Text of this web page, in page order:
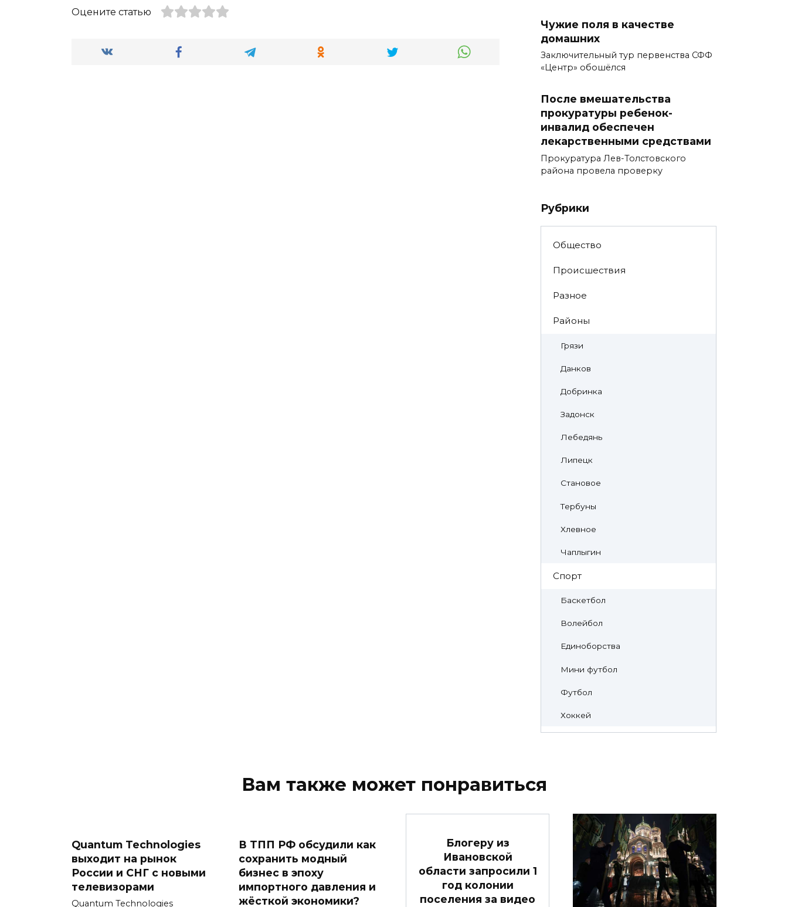
Оцените статью
Чужие поля в качестве
домашних
Заключительный тур первенства СФФ
«Центр» обошёлся
После вмешательства
прокуратуры ребенок-
инвалид обеспечен
лекарственными средствами
Прокуратура Лев-Толстовского
района провела проверку
Рубрики
Общество
Происшествия
Разное
Районы
Грязи
Данков
Добринка
Задонск
Лебедянь
Липецк
Становое
Тербуны
Хлевное
Чаплыгин
Спорт
Баскетбол
Волейбол
Единоборства
Мини футбол
Футбол
Хоккей
Вам также может понравиться
Quantum Technologies
выходит на рынок
России и СНГ с новыми
телевизорами
Quantum Technologies
В ТПП РФ обсудили как
сохранить модный
бизнес в эпоху
импортного давления и
жёсткой экономики?
Блогеру из
Ивановской
области запросили 1
год колонии
поселения за видео